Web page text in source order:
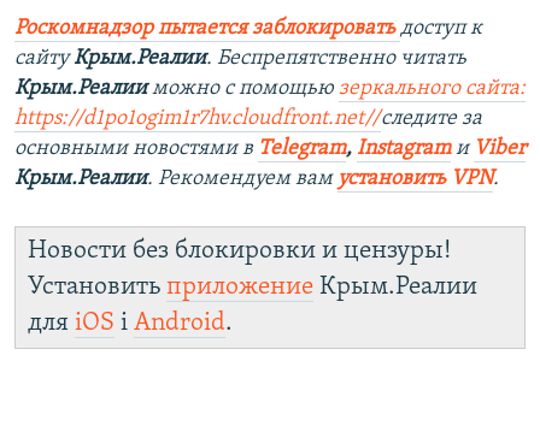
Роскомнадзор пытается заблокировать доступ к
сайтуКрым.Реалии. Беспрепятственно читать
Крым.Реалииможно с помощью зеркального сайта:
https://d1po1ogim1r7hv.cloudfront.net//следите за
основными новостями в Telegram, Instagramи Viber
Крым.Реалии. Рекомендуем вам установить VPN.
Новости без блокировки и цензуры!
Установить приложение Крым.Реалии
для iOS і Android.